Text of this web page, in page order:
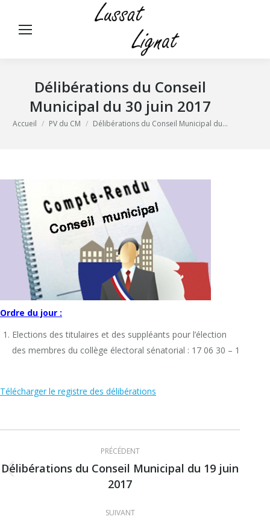
Délibérations du Conseil
Municipal du 30 juin 2017
Vous êtes ici :
Accueil PV du CM Délibérations du Conseil Municipal du…
Ordre du jour :
Elections des titulaires et des suppléants pour l’élection
des membres du collège électoral sénatorial : 17 06 30 – 1
Télécharger le registre des délibérations
Navigation
article
PRÉCÉDENT
Article
précédent
Délibérations du Conseil Municipal du 19 juin
2017
SUIVANT
Panneau de gestion des cookies